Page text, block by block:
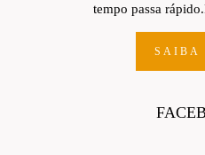
tempo passa
SAIBA